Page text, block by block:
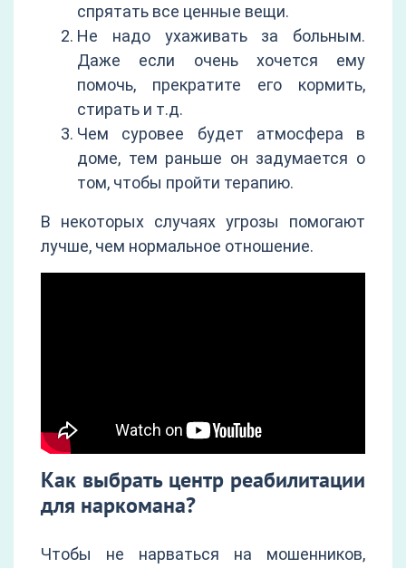
спрятать все ценные вещи.
Не надо ухаживать за больным.
Даже если очень хочется ему
помочь, прекратите его кормить,
стирать и т.д.
Чем суровее будет атмосфера в
доме, тем раньше он задумается о
том, чтобы пройти терапию.
В некоторых случаях угрозы помогают
лучше, чем нормальное отношение.
Как выбрать центр реабилитации
для наркомана?
Чтобы не нарваться на мошенников,